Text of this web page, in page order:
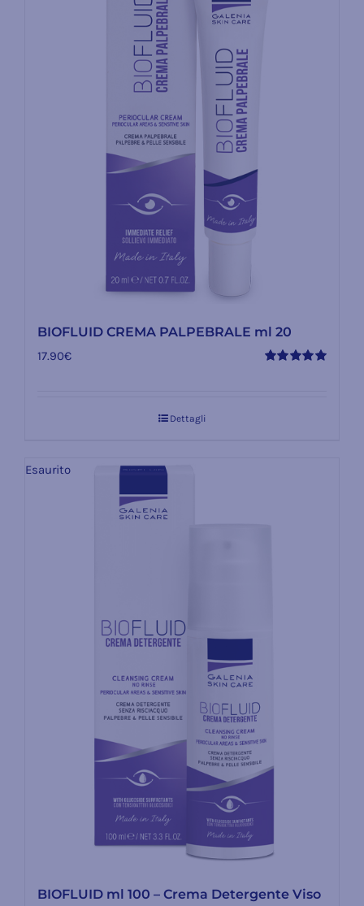
BIOFLUID CREMA PALPEBRALE ml 20
17.90€
Dettagli
Esaurito
BIOFLUID ml 100 – Crema Detergente Viso